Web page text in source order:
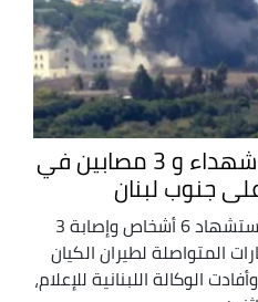
العدوان الصهيوني: 6 شهداء و 3 مصابين في
جنوب لبنان
أعلنت السلطات اللبنانية عن استشهاد 6 أشخاص وإصابة 3
المتواصلة لطيران الكيان
الوكالة اللبنانية للإعلام،